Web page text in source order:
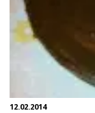
12.02.2014